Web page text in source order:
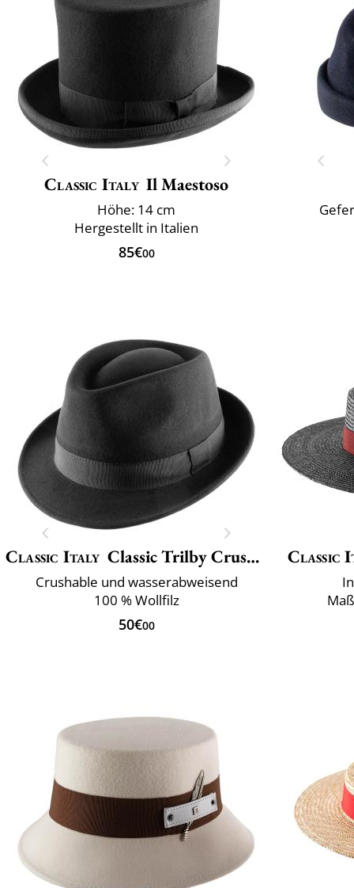
Classic Italy Il Maestoso
Höhe: 14 cm
Hergestellt in Italien
85€00
Classic Italy Classic Trilby Crushable
Crushable und wasserabweisend
100 % Wollfilz
50€00
Classic